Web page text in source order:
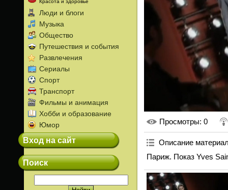
Красота и здоровье
Люди и блоги
Музыка
Общество
Путешествия и события
Развлечения
Сериалы
Спорт
Транспорт
Фильмы и анимация
Хобби и образование
Юмор
Вход на сайт
Поиск
Просмотры: 0
Описание
Париж. Показ Yves